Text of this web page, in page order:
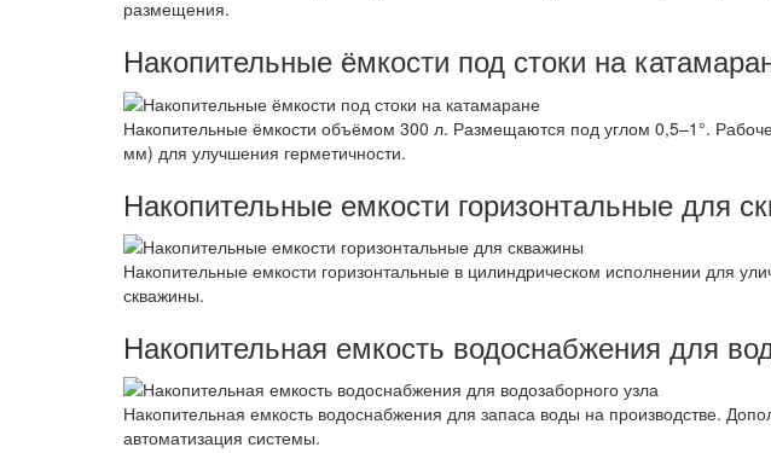
размещения.
Накопительные ёмкости под стоки на
Накопительные ёмкости объёмом 300 л. Размещаются под углом 0,5–1°.
мм) для улучшения герметичности.
Накопительные емкости горизонтальные для
Накопительные емкости горизонтальные в цилиндрическом исполнении для
скважины.
Накопительная емкость водоснабжения для
Накопительная емкость водоснабжения для запаса воды на производстве.
автоматизация системы.